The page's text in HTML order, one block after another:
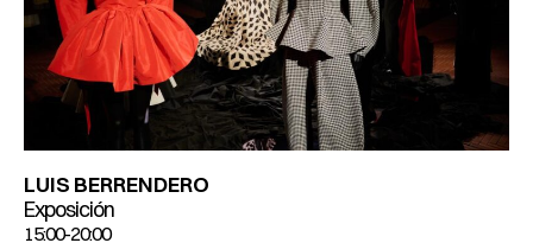
LUIS BERRENDERO
Exposición
15:00-20:00